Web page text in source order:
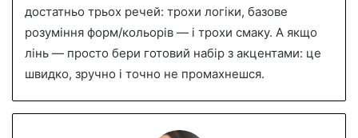
достатньо трьох речей: трохи логіки, базове
розуміння форм/кольорів — і трохи смаку. А якщо
лінь — просто бери готовий набір з акцентами: це
швидко, зручно і точно не промахнешся.